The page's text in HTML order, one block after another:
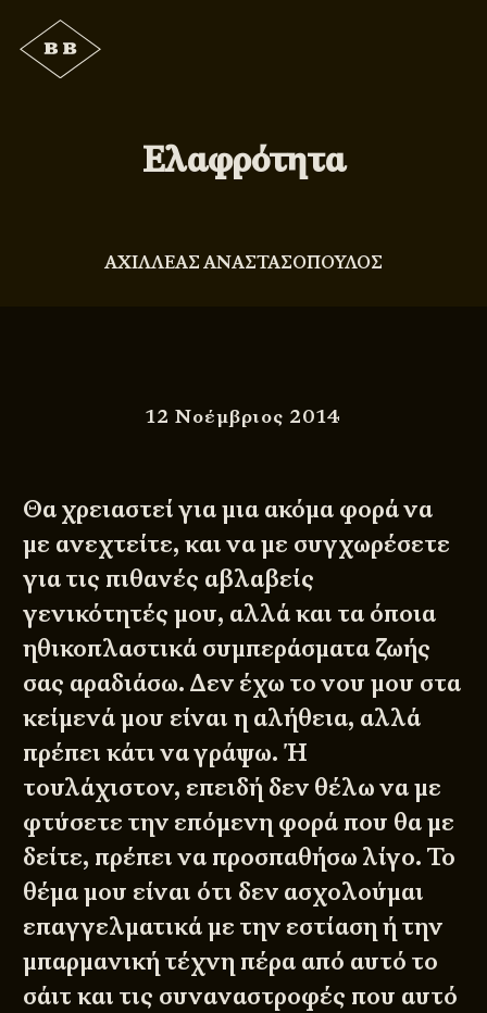
Ελαφρότητα
ΑΧΙΛΛΕΑΣ ΑΝΑΣΤΑΣΟΠΟΥΛΟΣ
12 Νοέμβριος 2014
Θα χρειαστεί για μια ακόμα φορά να
με ανεχτείτε, και να με συγχωρέσετε
για τις πιθανές αβλαβείς
γενικότητές μου, αλλά και τα όποια
ηθικοπλαστικά συμπεράσματα ζωής
σας αραδιάσω. Δεν έχω το νου μου στα
κείμενά μου είναι η αλήθεια, αλλά
πρέπει κάτι να γράψω. Ή
τουλάχιστον, επειδή δεν θέλω να με
φτύσετε την επόμενη φορά που θα με
δείτε, πρέπει να προσπαθήσω λίγο. Το
θέμα μου είναι ότι δεν ασχολούμαι
επαγγελματικά με την εστίαση ή την
μπαρμανική τέχνη πέρα από αυτό το
σάιτ και τις συναναστροφές που αυτό